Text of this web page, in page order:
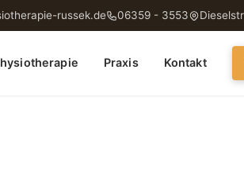
russek.de 06359 - 3553
Praxis Kontakt